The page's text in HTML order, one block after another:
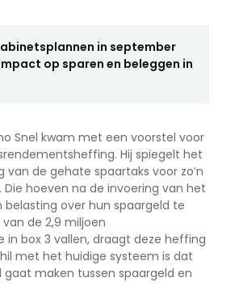
in september
op sparen en beleggen in
Snel kwam met een voorstel voor
Hij spiegelt het
van de gehate spaartaks voor zo’n
Die hoeven na de invoering van het
over hun spaargeld te
de 2,9 miljoen
in box 3 vallen, draagt deze heffing
met het huidige systeem is dat
maken tussen spaargeld en